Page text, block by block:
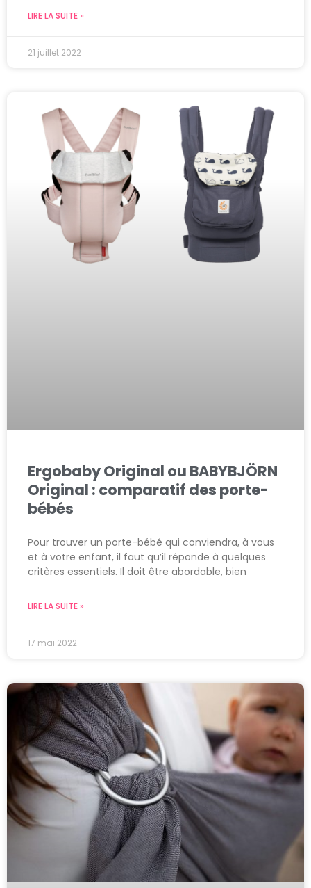
LIRE LA SUITE »
21 juillet 2022
Ergobaby Original ou BABYBJÖRN
Original : comparatif des porte-
bébés
Pour trouver un porte-bébé qui conviendra, à vous
et à votre enfant, il faut qu’il réponde à quelques
critères essentiels. Il doit être abordable, bien
LIRE LA SUITE »
17 mai 2022